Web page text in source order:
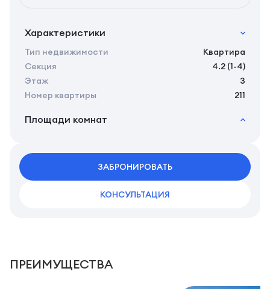
Характеристики
Тип недвижимости
Квартира
Секция
4.2 (1-4)
Этаж
3
Номер квартиры
211
Площади комнат
Жилая площадь 22.54 м
ЗАБРОНИРОВАТЬ
КОНСУЛЬТАЦИЯ
ПРЕИМУЩЕСТВА